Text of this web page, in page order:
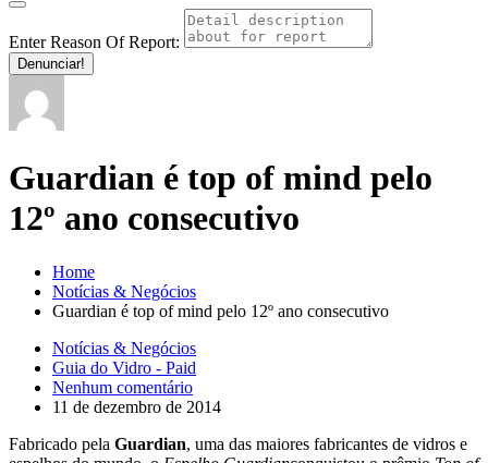
Enter Reason Of Report:
Denunciar!
Guardian é top of mind pelo
12º ano consecutivo
Home
Notícias & Negócios
Guardian é top of mind pelo 12º ano consecutivo
Notícias & Negócios
Guia do Vidro - Paid
Nenhum comentário
11 de dezembro de 2014
Fabricado pela Guardian, uma das maiores fabricantes de vidros e